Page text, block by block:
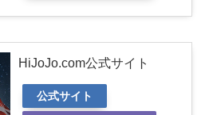
HiJoJo.com公式サイト
公式サイト